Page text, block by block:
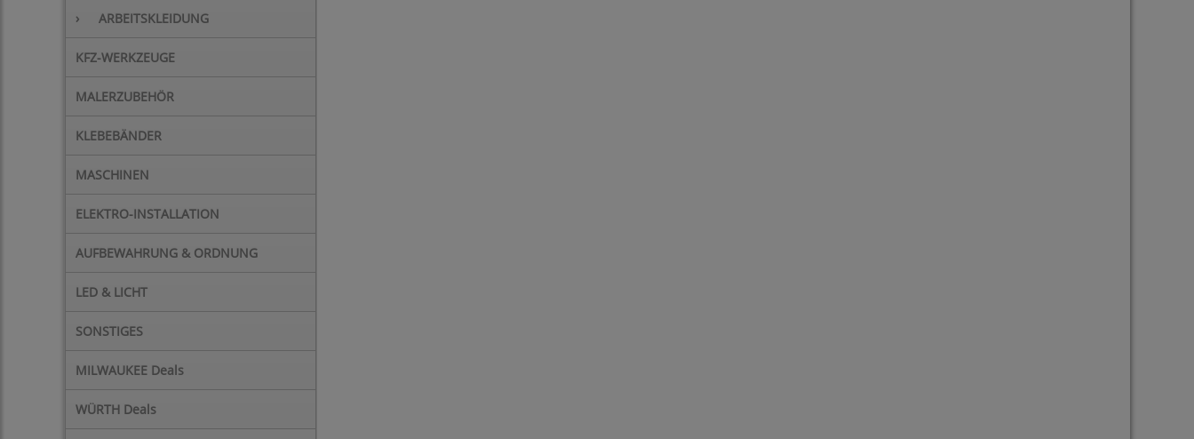
› ARBEITSKLEIDUNG
KFZ-WERKZEUGE
MALERZUBEHÖR
KLEBEBÄNDER
MASCHINEN
ELEKTRO-INSTALLATION
AUFBEWAHRUNG & ORDNUNG
LED & LICHT
SONSTIGES
MILWAUKEE Deals
WÜRTH Deals